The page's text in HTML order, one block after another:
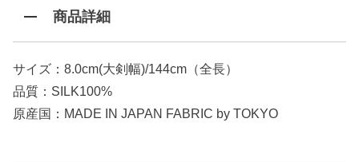
商品詳細
サイズ：8.0cm(大剣幅)/144cm（全長）
品質：SILK100%
原産国：MADE IN JAPAN FABRIC by TOKYO